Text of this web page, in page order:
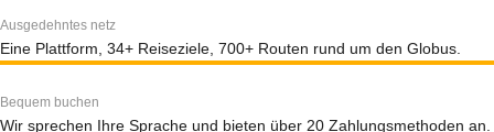
Ausgedehntes netz
Eine Plattform, 34+ Reiseziele, 700+ Routen rund um den Globus.
Bequem buchen
Wir sprechen Ihre Sprache und bieten über 20 Zahlungsmethoden an.